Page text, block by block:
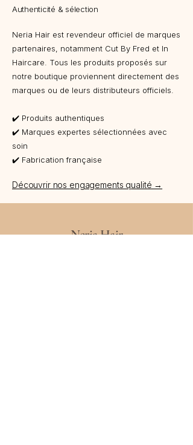
Authenticité & sélection
Neria Hair est revendeur officiel de marques
partenaires, notamment Cut By Fred et In
Haircare. Tous les produits proposés sur
notre boutique proviennent directement des
marques ou de leurs distributeurs officiels.
✔️ Produits authentiques
✔️ Marques expertes sélectionnées avec
soin
✔️ Fabrication française
Découvrir nos engagements qualité →
Neria Hair